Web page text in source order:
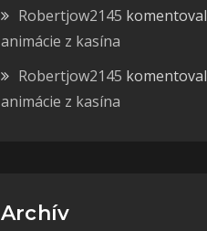
Robertjow2145 komentoval
animácie z kasína
Robertjow2145 komentoval
animácie z kasína
Archív